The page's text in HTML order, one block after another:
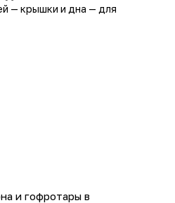
— крышки и дна — для
и гофротары в